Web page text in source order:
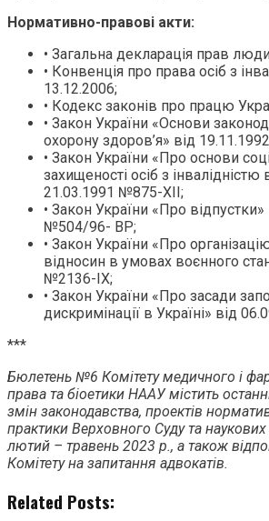
Нормативно-правові акти:
• Загальна декларація прав
• Конвенція про права осіб з
13.12.2006;
• Кодекс законів про працю
• Закон України «Основи
охорону здоров’я» від
• Закон України «Про основи
захищеності осіб з інвалідністю
21.03.1991 №875-XII;
• Закон України «Про
№504/96- ВР;
• Закон України «Про
відносин в умовах воєнного
№2136-IX;
• Закон України «Про засади
дискримінації в Україні» від
***
Бюлетень №6 Комітету медичного і
права та біоетики НААУ містить
змін законодавства, проектів
практики Верховного Суду та наукових
лютий – травень 2023 р., а також
Комітету на запитання адвокатів.
Related Posts: